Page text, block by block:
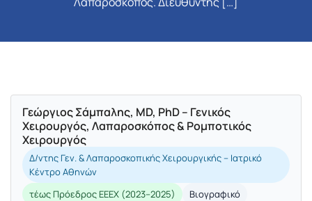
Γεώργιος Σάμπαλης, MD, PhD – Γενικός
Χειρουργός, Λαπαροσκόπος & Ρομποτικός
Χειρουργός
Δ/ντης Γεν. & Λαπαροσκοπικής Χειρουργικής – Ιατρικό
Κέντρο Αθηνών
τέως Πρόεδρος ΕΕΕΧ (2023–2025)
Βιογραφικό